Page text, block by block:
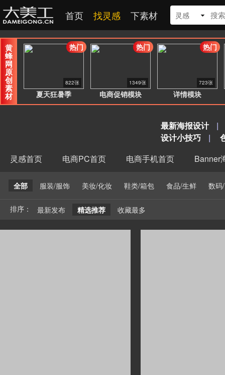
首页 找灵感 下素材 灵感
黄
蜂
网
原
创
素
材 夏天狂暑季
822张
热门
电商促销模块
1349张
热门
详情模块
723张
热门
最新海报设计
|
设计小技巧
|
灵感首页
电商PC首页 电商手机首页 Banner
全部 服装/服饰 美妆/化妆 鞋类/箱包 食品/生鲜 数码
排序： 最新发布 精选推荐 收藏最多